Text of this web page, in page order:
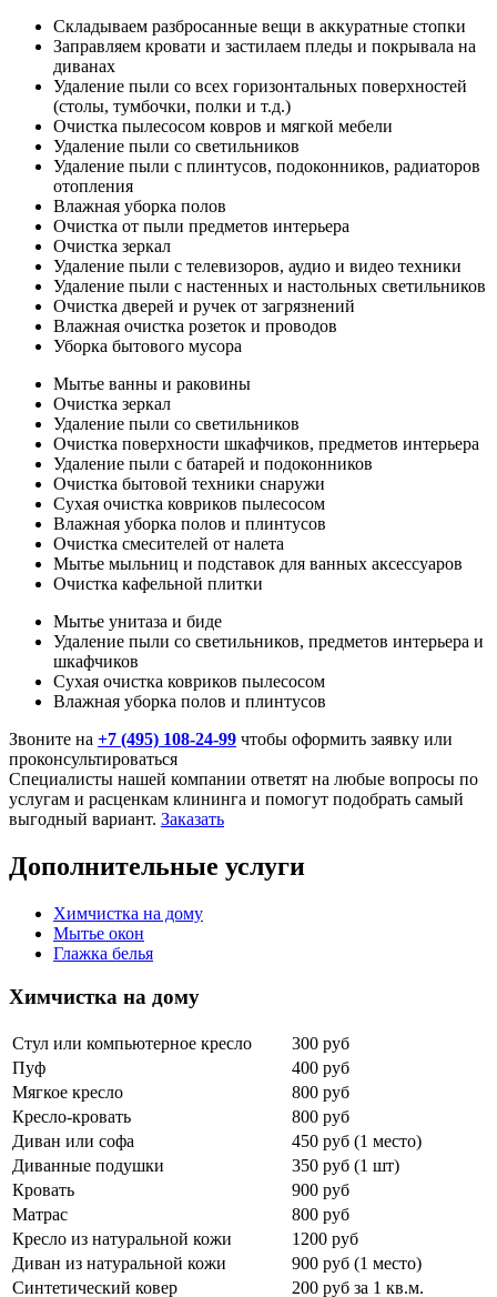
Складываем разбросанные вещи в аккуратные стопки
Заправляем кровати и застилаем пледы и покрывала на
диванах
Удаление пыли со всех горизонтальных поверхностей
(столы, тумбочки, полки и т.д.)
Очистка пылесосом ковров и мягкой мебели
Удаление пыли со светильников
Удаление пыли с плинтусов, подоконников, радиаторов
отопления
Влажная уборка полов
Очистка от пыли предметов интерьера
Очистка зеркал
Удаление пыли с телевизоров, аудио и видео техники
Удаление пыли с настенных и настольных светильников
Очистка дверей и ручек от загрязнений
Влажная очистка розеток и проводов
Уборка бытового мусора
Мытье ванны и раковины
Очистка зеркал
Удаление пыли со светильников
Очистка поверхности шкафчиков, предметов интерьера
Удаление пыли с батарей и подоконников
Очистка бытовой техники снаружи
Сухая очистка ковриков пылесосом
Влажная уборка полов и плинтусов
Очистка смесителей от налета
Мытье мыльниц и подставок для ванных аксессуаров
Очистка кафельной плитки
Мытье унитаза и биде
Удаление пыли со светильников, предметов интерьера и
шкафчиков
Сухая очистка ковриков пылесосом
Влажная уборка полов и плинтусов
Звоните на +7 (495) 108-24-99 чтобы оформить заявку или
проконсультироваться
Специалисты нашей компании ответят на любые вопросы по
услугам и расценкам клининга и помогут подобрать самый
выгодный вариант. Заказать
Дополнительные услуги
Химчистка на дому
Мытье окон
Глажка белья
Химчистка на дому
Стул или компьютерное кресло
300 руб
Пуф
400 руб
Мягкое кресло
800 руб
Кресло-кровать
800 руб
Диван или софа
450 руб (1 место)
Диванные подушки
350 руб (1 шт)
Кровать
900 руб
Матрас
800 руб
Кресло из натуральной кожи
1200 руб
Диван из натуральной кожи
900 руб (1 место)
Синтетический ковер
200 руб за 1 кв.м.